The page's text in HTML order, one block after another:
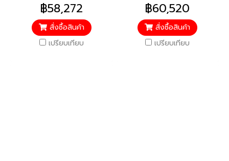
฿58,272
สั่งซื้อสินค้า
เปรียบเทียบ
฿60,520
สั่งซื้อสินค้า
เปรียบเทียบ